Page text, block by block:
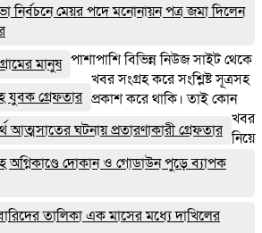
নির্বচনে মেয়র পদে মনোনায়ন পত্র জমা দিলেন
মানুষ
যুবক গ্রেফতার
আত্মসাতের ঘটনায় প্রতারণাকারী গ্রেফতার
অগ্নিকাণ্ডে দোকান ও গোডাউন পুড়ে ব‍্যাপক
তালিকা এক মাসের মধ্যে দাখিলের
পাশাপাশি বিভিন্ন নিউজ সাইট থেকে
খবর সংগ্রহ করে সংশ্লিষ্ট সূত্রসহ
প্রকাশ করে থাকি। তাই কোন
খবর
নিয়ে